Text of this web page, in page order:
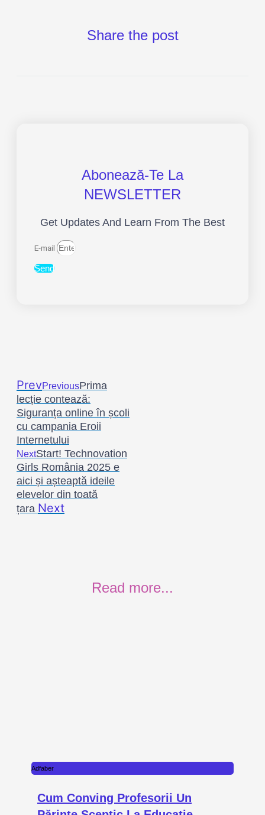
Share the post
Abonează-Te La
NEWSLETTER
Get Updates And Learn From The Best
E-mail
Send
PrevPreviousPrima
lecție contează:
Siguranța online în școli
cu campania Eroii
Internetului
NextStart! Technovation
Girls România 2025 e
aici și așteaptă ideile
elevelor din toată
țara Next
Read more...
Adfaber
Cum Conving Profesorii Un